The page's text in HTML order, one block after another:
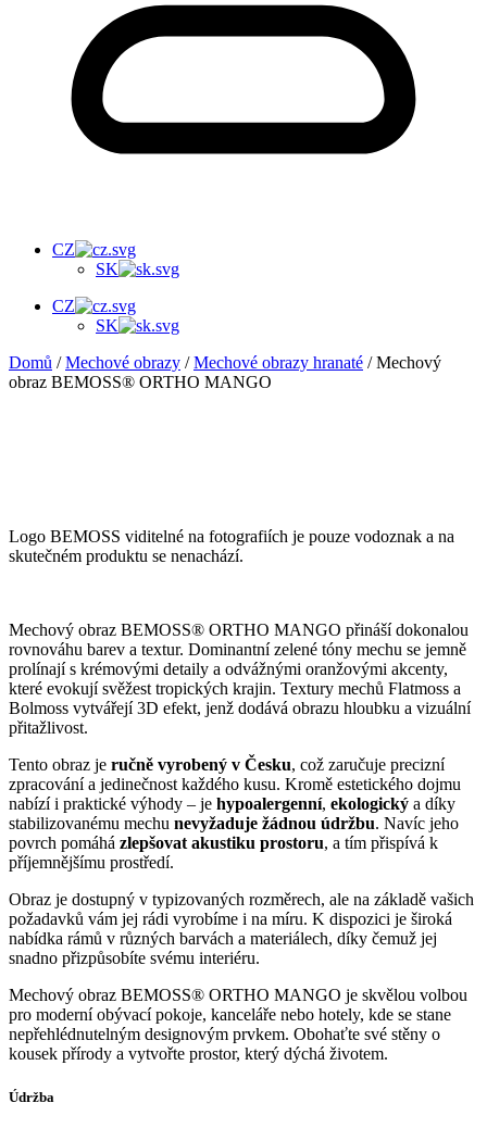
CZ
SK
CZ
SK
Domů /Mechové obrazy /Mechové obrazy hranaté / Mechový
obraz BEMOSS® ORTHO MANGO
Logo BEMOSS viditelné na fotografiích je pouze vodoznak a na
skutečném produktu se nenachází.
Mechový obraz BEMOSS® ORTHO MANGO přináší dokonalou
rovnováhu barev a textur. Dominantní zelené tóny mechu se jemně
prolínají s krémovými detaily a odvážnými oranžovými akcenty,
které evokují svěžest tropických krajin. Textury mechů Flatmoss a
Bolmoss vytvářejí 3D efekt, jenž dodává obrazu hloubku a vizuální
přitažlivost.
Tento obraz je ručně vyrobený v Česku, což zaručuje precizní
zpracování a jedinečnost každého kusu. Kromě estetického dojmu
nabízí i praktické výhody – je hypoalergenní, ekologický a díky
stabilizovanému mechu nevyžaduje žádnou údržbu. Navíc jeho
povrch pomáhá zlepšovat akustiku prostoru, a tím přispívá k
příjemnějšímu prostředí.
Obraz je dostupný v typizovaných rozměrech, ale na základě vašich
požadavků vám jej rádi vyrobíme i na míru. K dispozici je široká
nabídka rámů v různých barvách a materiálech, díky čemuž jej
snadno přizpůsobíte svému interiéru.
Mechový obraz BEMOSS® ORTHO MANGO je skvělou volbou
pro moderní obývací pokoje, kanceláře nebo hotely, kde se stane
nepřehlédnutelným designovým prvkem. Obohaťte své stěny o
kousek přírody a vytvořte prostor, který dýchá životem.
Údržba